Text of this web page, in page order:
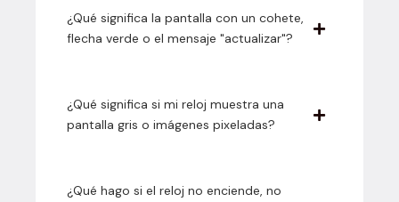
¿Qué significa la pantalla con un cohete,
flecha verde o el mensaje "actualizar"?
¿Qué significa si mi reloj muestra una
pantalla gris o imágenes pixeladas?
¿Qué hago si el reloj no enciende, no